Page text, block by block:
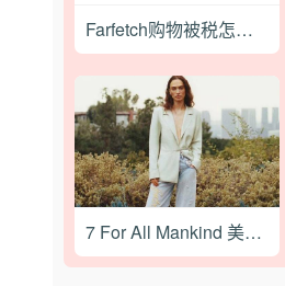
Farfetch购物被税怎么办？
7 For All Mankind 美国官网最新海淘下单教程